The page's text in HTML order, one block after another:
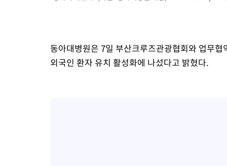
동아대병원은 7일 부산크루즈관광협회와 업무
외국인 환자 유치 활성화에 나섰다고 밝혔다.